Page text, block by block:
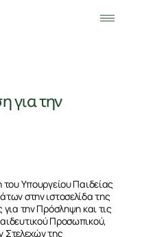
για την
Υπουργείου Παιδείας
στην ιστοσελίδα της
την Πρόσληψη και τις
Προσωπικού,
Στελεχών της